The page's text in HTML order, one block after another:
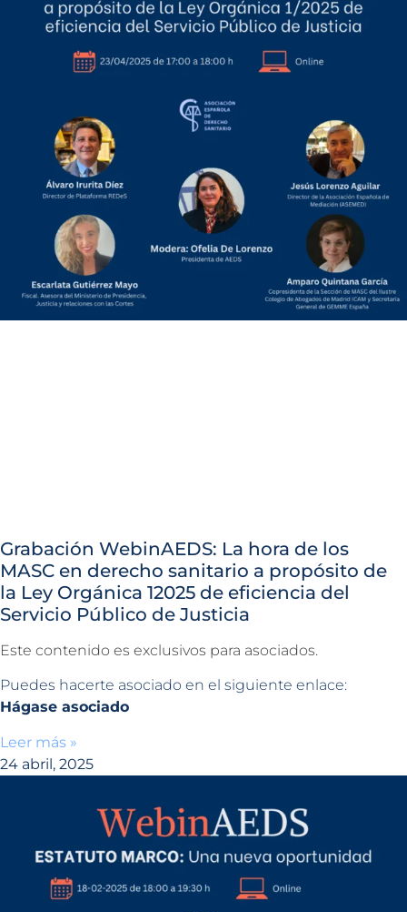
Grabación WebinAEDS: La hora de los
MASC en derecho sanitario a propósito de
la Ley Orgánica 12025 de eficiencia del
Servicio Público de Justicia
Este contenido es exclusivos para asociados.
Puedes hacerte asociado en el siguiente enlace:
Hágase asociado
Leer más »
24 abril, 2025